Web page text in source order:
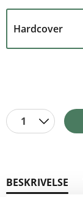
Hardcover
1
BESKRIVELSE